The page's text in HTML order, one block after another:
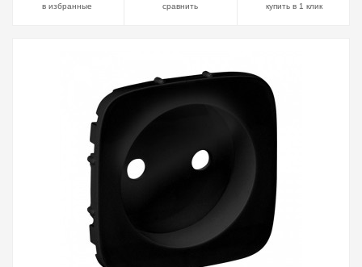
в избранные сравнить купить в 1 клик